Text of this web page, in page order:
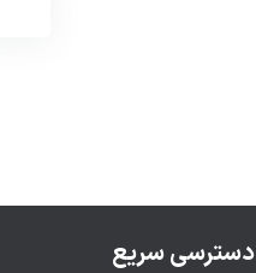
دسترسی سریع